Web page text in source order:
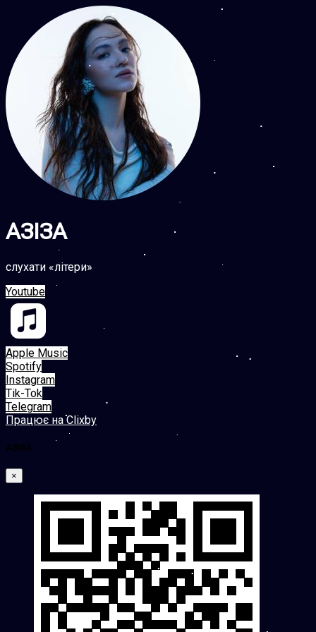
АЗІЗА
cлухати «літери»
Youtube
Apple Music
Spotify
Instagram
Tik-Tok
Telegram
Працює на Clixby
АЗІЗА
×